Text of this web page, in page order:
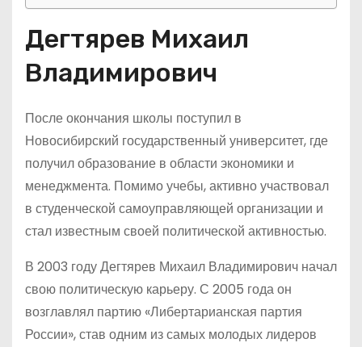
Дегтярев Михаил
Владимирович
После окончания школы поступил в
Новосибирский государственный университет, где
получил образование в области экономики и
менеджмента. Помимо учебы, активно участвовал
в студенческой самоуправляющей организации и
стал известным своей политической активностью.
В 2003 году Дегтярев Михаил Владимирович начал
свою политическую карьеру. С 2005 года он
возглавлял партию «Либертарианская партия
России», став одним из самых молодых лидеров